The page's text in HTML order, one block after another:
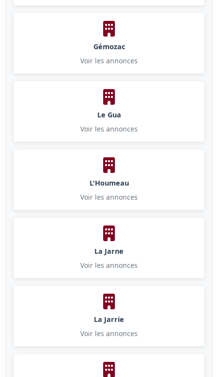
Gémozac
Voir les annonces
Le Gua
Voir les annonces
L'Houmeau
Voir les annonces
La Jarne
Voir les annonces
La Jarrie
Voir les annonces